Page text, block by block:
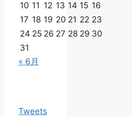
10 11 12 13 14 15 16
17 18 19 20 21 22 23
24 25 26 27 28 29 30
31
« 6月
Tweets